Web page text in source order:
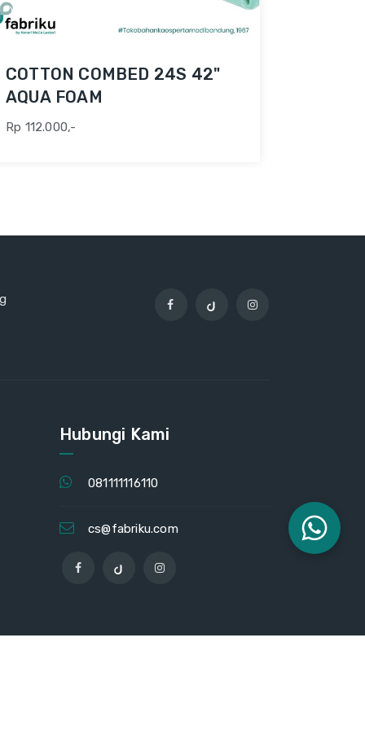
COTTON COMBED 24S 42"
AQUA FOAM
Rp 112.000,-
Hubungi Kami
081111116110
cs@fabriku.com